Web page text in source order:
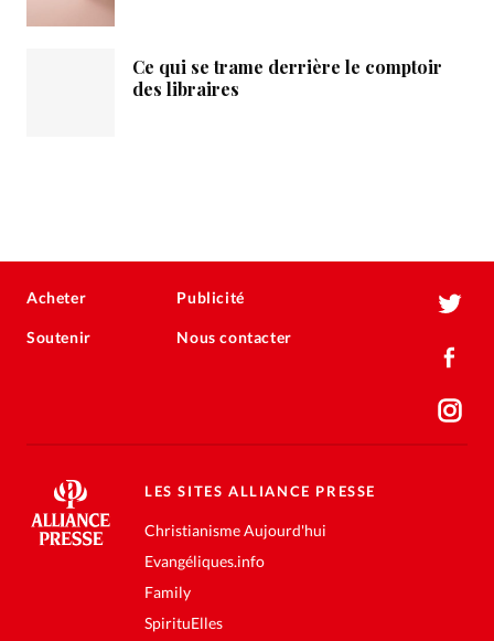
Ce qui se trame derrière le comptoir
des libraires
Acheter
Soutenir
Publicité
Nous contacter
LES SITES ALLIANCE PRESSE
Christianisme Aujourd'hui
Evangéliques.info
Family
SpirituElles